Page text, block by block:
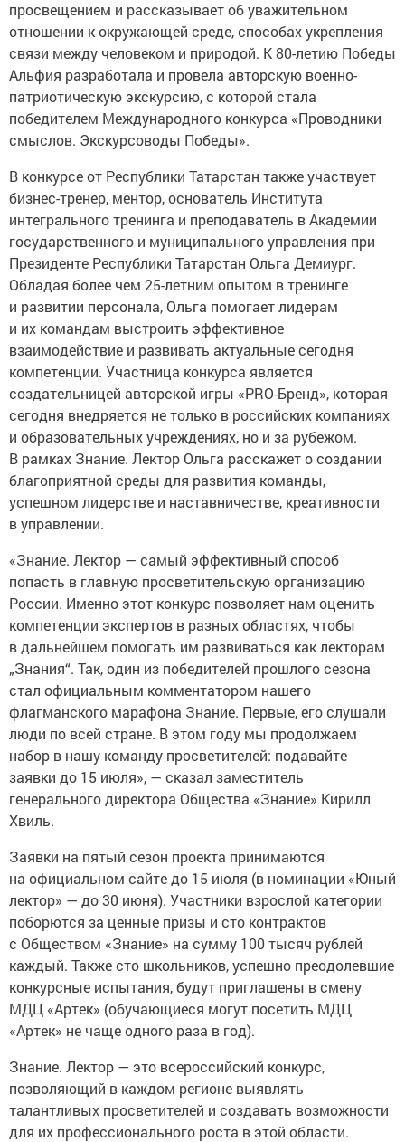
просвещением и рассказывает об уважительном
отношении к окружающей среде, способах укрепления
связи между человеком и природой. К 80-летию Победы
Альфия разработала и провела авторскую военно-
патриотическую экскурсию, с которой стала
победителем Международного конкурса «Проводники
смыслов. Экскурсоводы Победы».
В конкурсе от Республики Татарстан также участвует
бизнес-тренер, ментор, основатель Института
интегрального тренинга и преподаватель в Академии
государственного и муниципального управления при
Президенте Республики Татарстан Ольга Демиург.
Обладая более чем 25-летним опытом в тренинге
и развитии персонала, Ольга помогает лидерам
и их командам выстроить эффективное
взаимодействие и развивать актуальные сегодня
компетенции. Участница конкурса является
создательницей авторской игры «PRO-Бренд», которая
сегодня внедряется не только в российских компаниях
и образовательных учреждениях, но и за рубежом.
В рамках Знание. Лектор Ольга расскажет о создании
благоприятной среды для развития команды,
успешном лидерстве и наставничестве, креативности
в управлении.
«Знание. Лектор — самый эффективный способ
попасть в главную просветительскую организацию
России. Именно этот конкурс позволяет нам оценить
компетенции экспертов в разных областях, чтобы
в дальнейшем помогать им развиваться как лекторам
„Знания“. Так, один из победителей прошлого сезона
стал официальным комментатором нашего
флагманского марафона Знание. Первые, его слушали
люди по всей стране. В этом году мы продолжаем
набор в нашу команду просветителей: подавайте
заявки до 15 июля», — сказал заместитель
генерального директора Общества «Знание» Кирилл
Хвиль.
Заявки на пятый сезон проекта принимаются
на официальном сайте до 15 июля (в номинации «Юный
лектор» — до 30 июня). Участники взрослой категории
поборются за ценные призы и сто контрактов
с Обществом «Знание» на сумму 100 тысяч рублей
каждый. Также сто школьников, успешно преодолевшие
конкурсные испытания, будут приглашены в смену
МДЦ «Артек» (обучающиеся могут посетить МДЦ
«Артек» не чаще одного раза в год).
Знание. Лектор — это всероссийский конкурс,
позволяющий в каждом регионе выявлять
талантливых просветителей и создавать возможности
для их профессионального роста в этой области.